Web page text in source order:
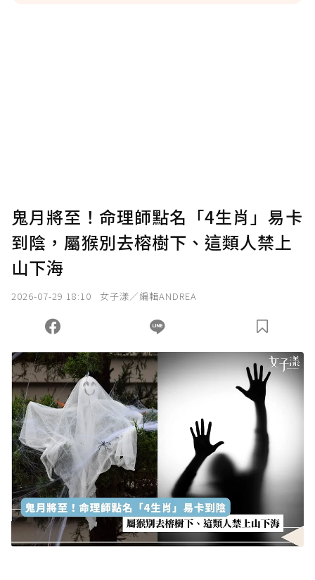
確認送出
您當前剩餘 U 利點數：0點；前往 購買點數
鬼月將至！命理師點名「4生肖」易卡
到陰，屬猴別去榕樹下、這類人禁上
山下海
2026-07-29 18:10 女子漾／編輯ANDREA